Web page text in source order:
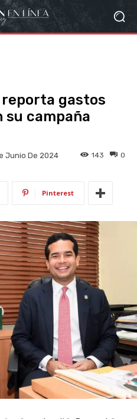
reporta gastos
su campaña
Junio De 2024 0
143
Pinterest